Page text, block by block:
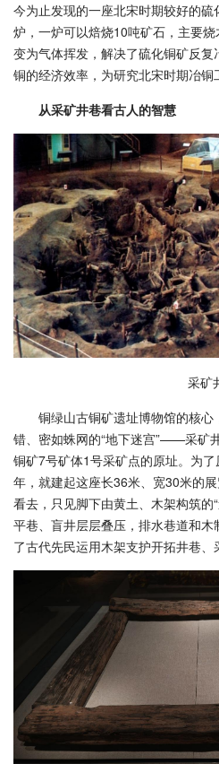
今为止发现的一座北宋时期较好的
炉，一炉可以焙烧10吨矿石，主要
变为气体挥发，解决了硫化铜矿反
铜的经济效率，为研究北宋时期冶铜
从采矿井巷看古人的智慧
采矿
铜绿山古铜矿遗址博物馆的核
错、密如蛛网的“地下迷宫”——采矿
铜矿7号矿体1号采矿点的原址。为
年，就建起这座长36米、宽30米的
看去，只见脚下由黄土、木架构筑的
平巷、盲井层层叠压，排水巷道和
了古代先民运用木架支护开拓井巷、